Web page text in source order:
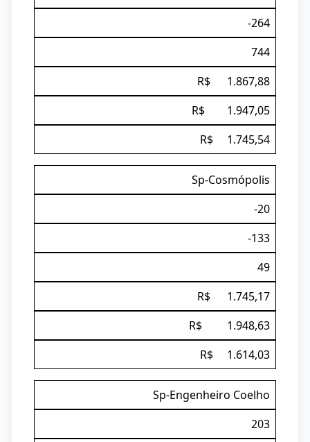
-264
744
R$ 1.867,88
R$ 1.947,05
R$ 1.745,54
Sp-Cosmópolis
-20
-133
49
R$ 1.745,17
R$ 1.948,63
R$ 1.614,03
Sp-Engenheiro Coelho
203